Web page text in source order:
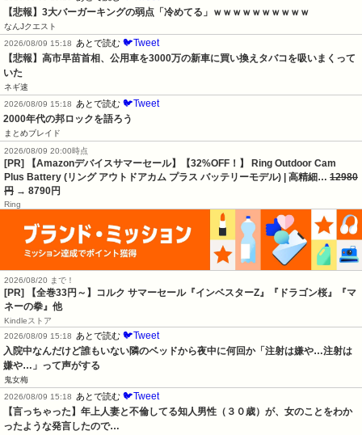
【悲報】3大バーガーキングの弱点「冷めてる」ｗｗｗｗｗｗｗｗｗｗ
なんJクエスト
2026/08/09 15:18 あとで読む 🐦Tweet
【悲報】高市早苗首相、公用車を3000万の新車に買い換えタバコを吸いまくって
いた
ネギ速
2026/08/09 15:18 あとで読む 🐦Tweet
2000年代の邦ロックを語ろう
まとめブレイド
2026/08/09 20:00時点
[PR] 【Amazonデバイスサマーセール】【32%OFF！】 Ring Outdoor Cam
Plus Battery (リング アウトドアカム プラス バッテリーモデル) | 高精細… 12980
円 → 8790円
Ring
2026/08/20 まで！
[PR]
【全巻33円～】コルク サマーセール『インベスターZ』『ドラゴン桜』『マ
ネーの拳』他
Kindleストア
2026/08/09 15:18
あとで読む 🐦Tweet
入院中なんだけど誰もいない隣のベッドから夜中に何回か「注射は嫌や…注射は
嫌や…」って声がする
鬼女梅
2026/08/09 15:18
あとで読む 🐦Tweet
【言っちゃった】年上人妻と不倫してる知人男性（３０歳）が、女のことをわか
ったような発言したので…